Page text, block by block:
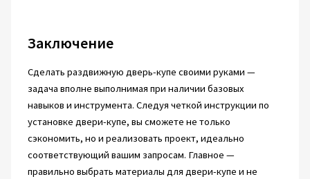
Заключение
Сделать раздвижную дверь-купе своими руками —
задача вполне выполнимая при наличии базовых
навыков и инструмента. Следуя четкой инструкции по
установке двери-купе, вы сможете не только
сэкономить, но и реализовать проект, идеально
соответствующий вашим запросам. Главное —
правильно выбрать материалы для двери-купе и не